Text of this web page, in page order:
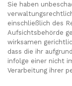
Sie haben
einschließlich des
Aufsichtsbehörde
wirksamen
dass die ihr
infolge einer nicht
Verarbeitung ihrer